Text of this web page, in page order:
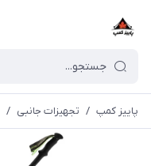
پاییز کمپ / تجهیزات جانبی /